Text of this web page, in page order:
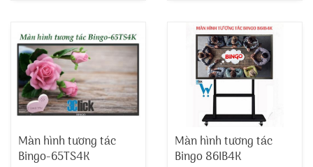
Màn hình tương tác
Bingo-65TS4K
Màn hình tương tác
Bingo 86IB4K